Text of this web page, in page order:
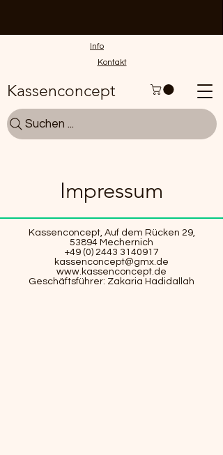
Kassenconcept
Suchen ...
Info
Kontakt
Impressum
Kassenconcept, Auf dem Rücken 29,
53894 Mechernich
+49 (0) 2443 3140917
kassenconcept@gmx.de
www.kassenconcept.de
Geschäftsführer: Zakaria Hadidallah